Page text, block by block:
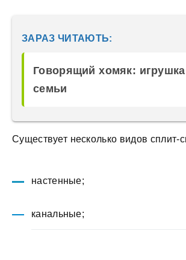
ЗАРАЗ ЧИТАЮТЬ:
Говорящий хомяк:
семьи
Существует несколько видов сплит-
настенные;
канальные;